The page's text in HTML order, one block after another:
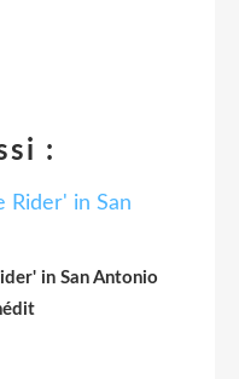
:
in San Antonio